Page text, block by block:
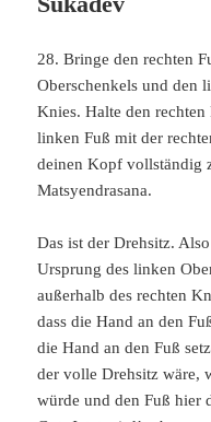
28. Bringe den rechten
Oberschenkels und den
Knies. Halte den
linken Fuß mit der
deinen Kopf vollständig
Matsyendrasana.
Das ist der Drehsitz.
Ursprung des linken
außerhalb des rechten
dass die Hand an den
die Hand an den Fuß
der volle Drehsitz wäre,
würde und den Fuß hier